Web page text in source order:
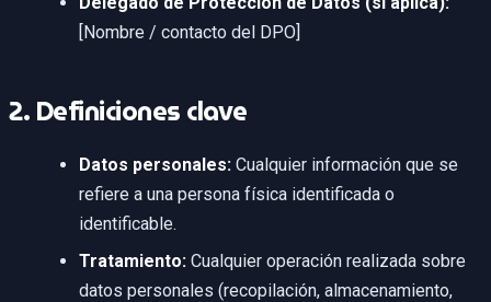
[Nombre / contacto del DPO]
2. Definiciones clave
Datos personales: Cualquier información que se
refiere a una persona física identificada o
identificable.
Tratamiento: Cualquier operación realizada sobre
datos personales (recopilación, almacenamiento,